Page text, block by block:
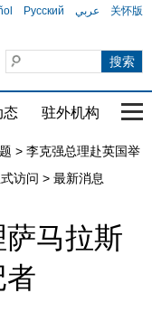
Русский عربي 关怀版
态 驻外机构 国
> 李克强总理赴英国举
访问 > 最新消息
马拉斯
者